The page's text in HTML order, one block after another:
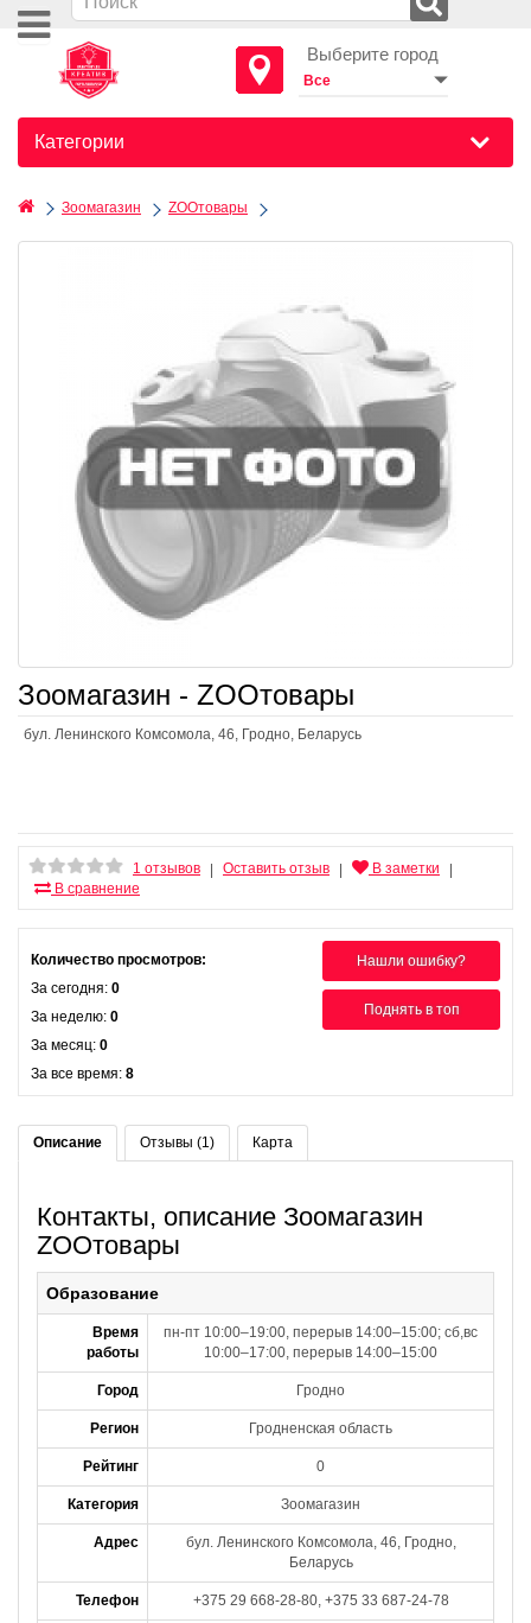
Выберите город
Категории
Зоомагазин ZOOтовары
Зоомагазин - ZOOтовары
бул. Ленинского Комсомола, 46, Гродно, Беларусь
1 отзывов Оставить отзыв В заметки
В сравнение
Нашли ошибку?
Поднять в топ
Количество просмотров:
За сегодня: 0
За неделю: 0
За месяц: 0
За все время: 8
Описание Отзывы (1) Карта
Контакты, описание Зоомагазин
ZOOтовары
Образование
Время
работы
пн-пт 10:00–19:00, перерыв 14:00–15:00; сб,вс
10:00–17:00, перерыв 14:00–15:00
Город Гродно
Регион Гродненская область
Рейтинг 0
Категория Зоомагазин
Адрес
бул. Ленинского Комсомола, 46, Гродно,
Беларусь
Телефон +375 29 668-28-80, +375 33 687-24-78